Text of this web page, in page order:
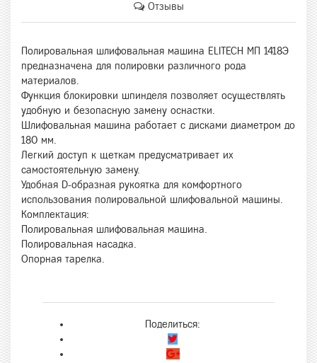
Отзывы
Полировальная шлифовальная машина ELITECH МП 1418Э
предназначена для полировки различного рода
материалов.
Функция блокировки шпинделя позволяет осуществлять
удобную и безопасную замену оснастки.
Шлифовальная машина работает с дисками диаметром до
180 мм.
Легкий доступ к щеткам предусматривает их
самостоятельную замену.
Удобная D-образная рукоятка для комфортного
использования полировальной шлифовальной машины.
Комплектация:
Полировальная шлифовальная машина.
Полировальная насадка.
Опорная тарелка.
Поделиться: